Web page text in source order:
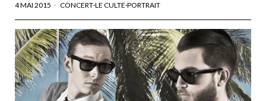
4 MAI 2015 CONCERT·LE CULTE·PORTRAIT